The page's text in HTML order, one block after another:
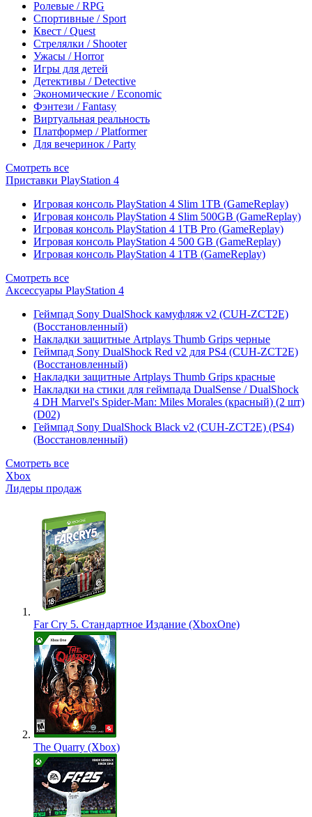
Ролевые / RPG
Спортивные / Sport
Квест / Quest
Стрелялки / Shooter
Ужасы / Horror
Игры для детей
Детективы / Detective
Экономические / Economic
Фэнтези / Fantasy
Виртуальная реальность
Платформер / Platformer
Для вечеринок / Party
Смотреть все
Приставки PlayStation 4
Игровая консоль PlayStation 4 Slim 1TB (GameReplay)
Игровая консоль PlayStation 4 Slim 500GB (GameReplay)
Игровая консоль PlayStation 4 1TB Pro (GameReplay)
Игровая консоль PlayStation 4 500 GB (GameReplay)
Игровая консоль PlayStation 4 1TB (GameReplay)
Смотреть все
Аксессуары PlayStation 4
Геймпад Sony DualShock камуфляж v2 (CUH-ZCT2E)
(Восстановленный)
Накладки защитные Artplays Thumb Grips черные
Геймпад Sony DualShock Red v2 для PS4 (CUH-ZCT2E)
(Восстановленный)
Накладки защитные Artplays Thumb Grips красные
Накладки на стики для геймпада DualSense / DualShock
4 DH Marvel's Spider-Man: Miles Morales (красный) (2 шт)
(D02)
Геймпад Sony DualShock Black v2 (CUH-ZCT2E) (PS4)
(Восстановленный)
Смотреть все
Xbox
Лидеры продаж
Far Cry 5. Стандартное Издание (XboxOne)
The Quarry (Xbox)